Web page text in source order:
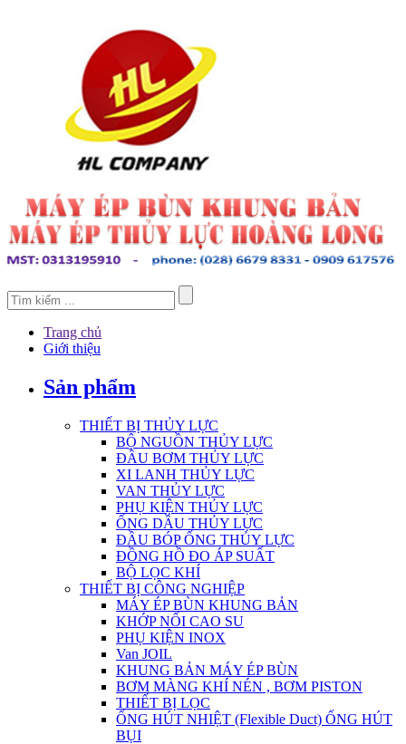
Trang chủ
Giới thiệu
Sản phẩm
THIẾT BỊ THỦY LỰC
BỘ NGUỒN THỦY LỰC
ĐẦU BƠM THỦY LỰC
XI LANH THỦY LỰC
VAN THỦY LỰC
PHỤ KIỆN THỦY LỰC
ỐNG DẦU THỦY LỰC
ĐẦU BÓP ỐNG THỦY LỰC
ĐỒNG HỒ ĐO ÁP SUẤT
BỘ LỌC KHÍ
THIẾT BỊ CÔNG NGHIỆP
MÁY ÉP BÙN KHUNG BẢN
KHỚP NỐI CAO SU
PHỤ KIỆN INOX
Van JOIL
KHUNG BẢN MÁY ÉP BÙN
BƠM MÀNG KHÍ NÉN , BƠM PISTON
THIẾT BỊ LỌC
ỐNG HÚT NHIỆT (Flexible Duct) ỐNG HÚT
BỤI